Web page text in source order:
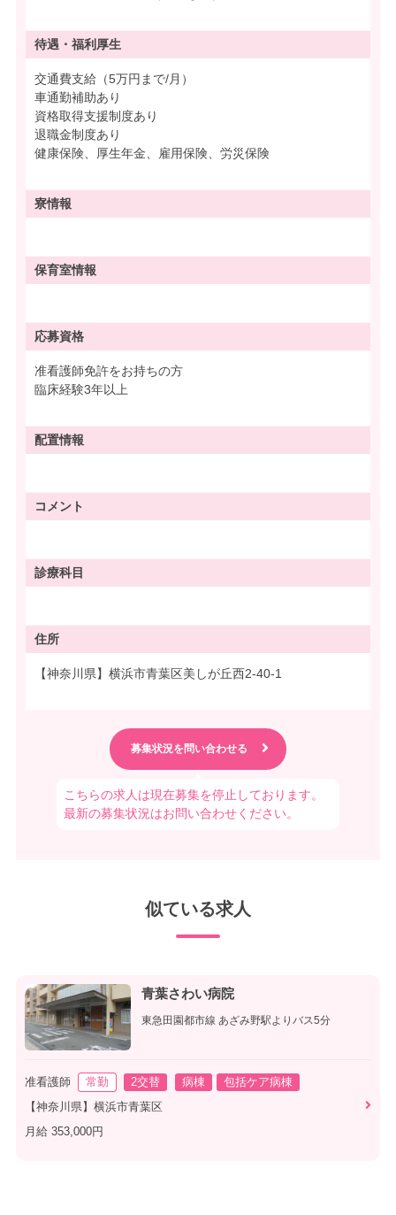
待遇・ 福利厚生
交通費支給（5万円まで/月）
車通勤補助あり
資格取得支援制度あり
退職金制度あり
健康保険、厚生年金、雇用保険、労災保険
寮情報
保育室情報
応募資格
准看護師免許をお持ちの方
臨床経験3年以上
配置情報
コメント
診療科目
住所
【神奈川県】横浜市青葉区美しが丘西2-40-1
こちらの求人は現在募集を停止しております。
最新の募集状況はお問い合わせください。
似ている求人
青葉さわい病院
東急田園都市線 あざみ野駅よりバス5分
准看護師 常勤 2交替 病棟
包括ケア病棟
【神奈川県】横浜市青葉区
月給 353,000円